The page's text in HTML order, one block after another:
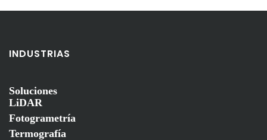
INDUSTRIAS
Soluciones
LiDAR
Fotogrametría
Termografía